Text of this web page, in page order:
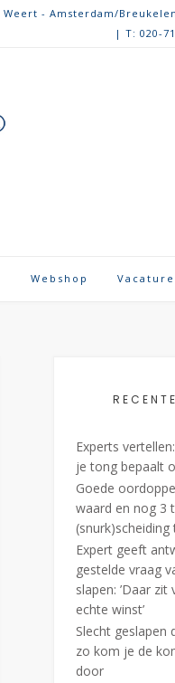
Weert - Amsterdam/
| T: 020-
Webshop
Experts
je tong bepaalt
Goede
waard en nog 3
Expert geeft
gestelde vraag
slapen: ’Daar
echte winst’
Slecht geslapen
zo kom je de
door